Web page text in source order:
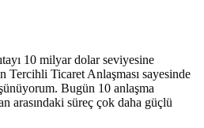
10 milyar dolar seviyesine
Tercihli Ticaret Anlaşması sayesinde
Bugün 10 anlaşma
arasındaki süreç çok daha güçlü